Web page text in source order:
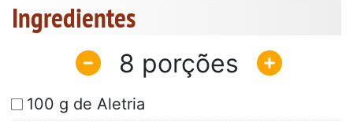
Ingredientes
8
100 g de Aletria